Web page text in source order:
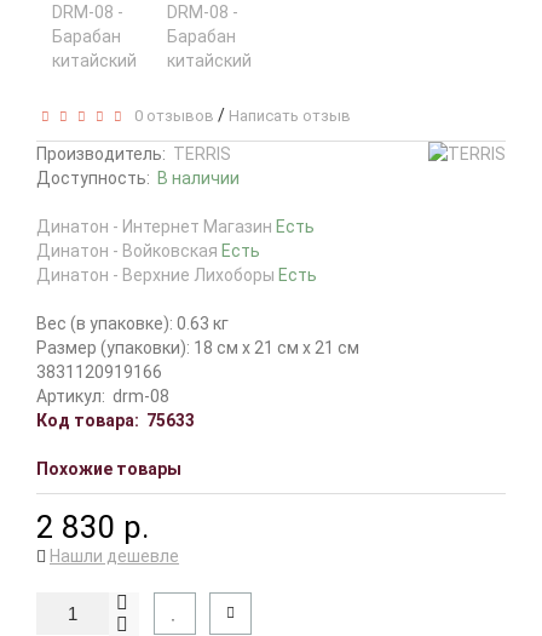
0 отзывов / Написать отзыв
Производитель: TERRIS
Доступность: В наличии
Динатон - Интернет Магазин Есть
Динатон - Войковская Есть
Динатон - Верхние Лихоборы Есть
Вес (в упаковке): 0.63 кг
Размер (упаковки): 18 см x 21 см x 21 см
3831120919166
Артикул: drm-08
Код товара: 75633
Похожие товары
2 830 р.
Нашли дешевле